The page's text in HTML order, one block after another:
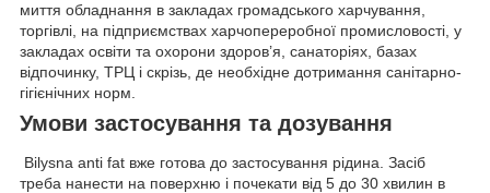
миття обладнання в закладах громадського харчування,
торгівлі, на підприємствах харчопереробної промисловості, у
закладах освіти та охорони здоров’я, санаторіях, базах
відпочинку, ТРЦ і скрізь, де необхідне дотримання санітарно-
гігієнічних норм.
Умови застосування та дозування
Bilysna anti fat вже готова до застосування рідина. Засіб
треба нанести на поверхню і почекати від 5 до 30 хвилин в